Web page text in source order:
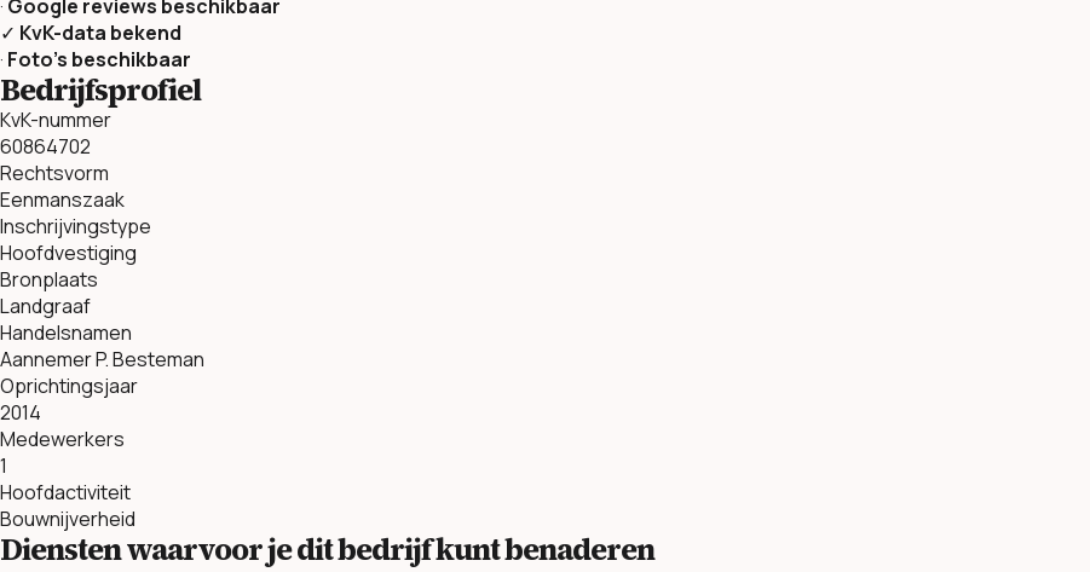
· Google reviews beschikbaar
✓ KvK-data bekend
· Foto’s beschikbaar
Bedrijfsprofiel
KvK-nummer
60864702
Rechtsvorm
Eenmanszaak
Inschrijvingstype
Hoofdvestiging
Bronplaats
Landgraaf
Handelsnamen
Aannemer P. Besteman
Oprichtingsjaar
2014
Medewerkers
1
Hoofdactiviteit
Bouwnijverheid
Diensten waarvoor je dit bedrijf kunt benaderen